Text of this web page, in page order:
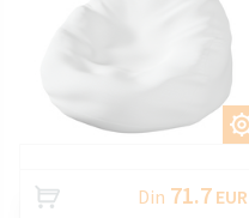
PERSONALIZAȚI
Din 71.7 EUR